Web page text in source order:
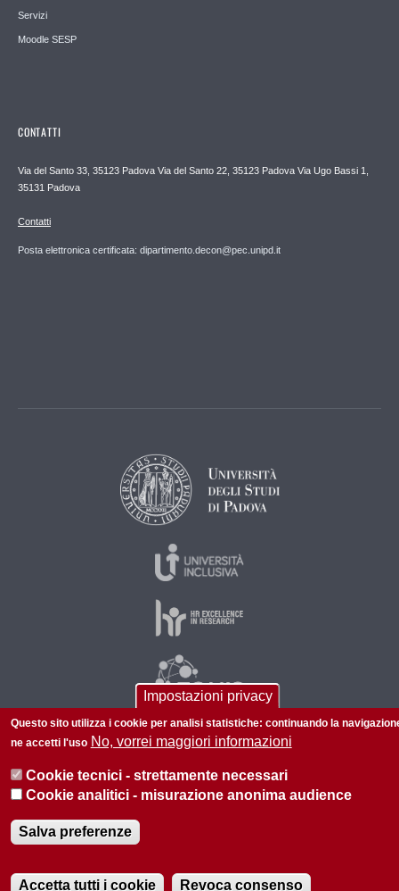
Servizi
Moodle SESP
CONTATTI
Via del Santo 33, 35123 Padova Via del Santo 22, 35123 Padova Via Ugo Bassi 1,
35131 Padova
Contatti
Posta elettronica certificata: dipartimento.decon@pec.unipd.it
© 2026 Università di Padova - Tutti i diritti riservati
P.I. 00742430283 C.F. 80006480281
Impostazioni privacy
Questo sito utilizza i cookie per analisi statistiche: continuando la
ne accetti l'uso No, vorrei maggiori informazioni
Cookie tecnici - strettamente necessari
Cookie analitici - misurazione anonima audience
Salva preferenze
Accetta tutti i cookie Revoca consenso